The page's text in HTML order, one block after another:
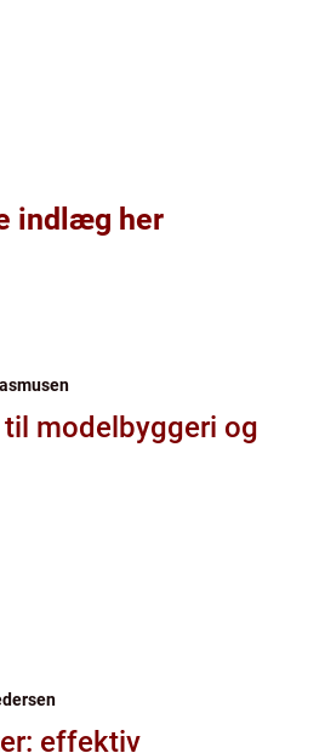
indlæg her
modelbyggeri og
effektiv